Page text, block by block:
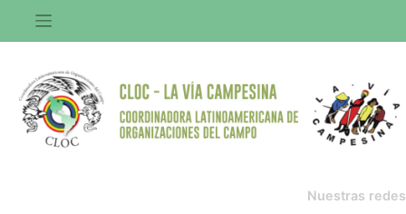
contenido
Nuestras redes